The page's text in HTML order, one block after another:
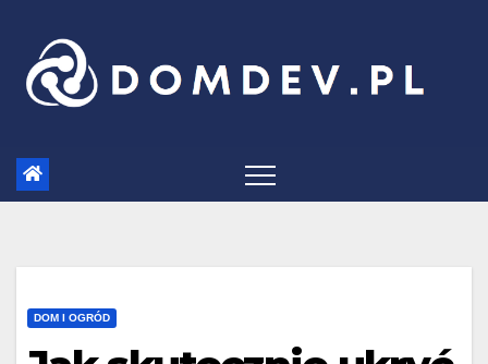
content
DOM I OGRÓD